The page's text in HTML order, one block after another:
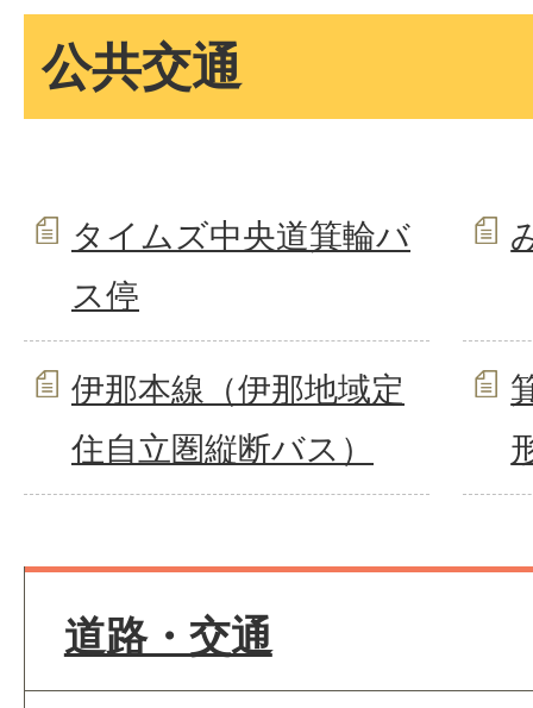
公共交通
タイムズ中央道箕輪バ
ス停
伊那本線（伊那地域定
住自立圏縦断バス）
道路・交通